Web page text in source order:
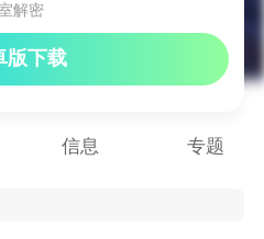
解密
版下载
信息 专题